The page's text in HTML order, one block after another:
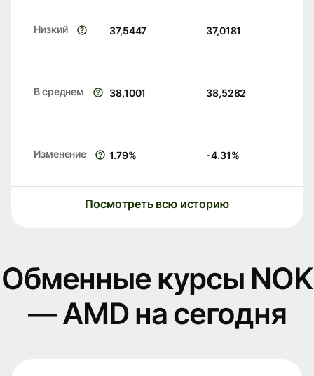
Низкий 37,5447 37,0181
В среднем 38,1001 38,5282
Изменение 1.79% -4.31%
Посмотреть всю историю
Обменные курсы NOK
— AMD на сегодня